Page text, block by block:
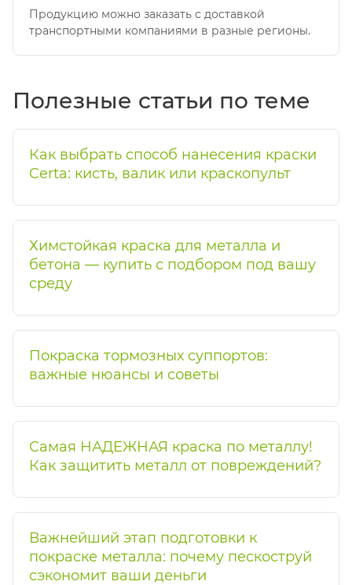
Продукцию можно заказать с доставкой
транспортными компаниями в разные регионы.
Полезные статьи по теме
Как выбрать способ нанесения краски
Certa: кисть, валик или краскопульт
Химстойкая краска для металла и
бетона — купить с подбором под вашу
среду
Покраска тормозных суппортов:
важные нюансы и советы
Самая НАДЕЖНАЯ краска по металлу!
Как защитить металл от повреждений?
Важнейший этап подготовки к
покраске металла: почему пескоструй
сэкономит ваши деньги